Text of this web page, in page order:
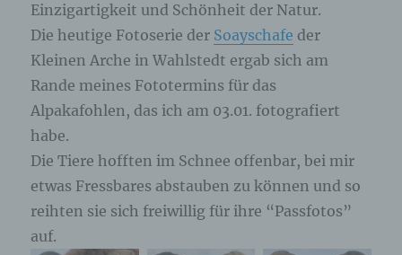
Einzigartigkeit und Schönheit der Natur.
Die heutige Fotoserie der Soayschafe der
Kleinen Arche in Wahlstedt ergab sich am
Rande meines Fototermins für das
Alpakafohlen, das ich am 03.01. fotografiert
habe.
Die Tiere hofften im Schnee offenbar, bei mir
etwas Fressbares abstauben zu können und so
reihten sie sich freiwillig für ihre “Passfotos”
auf.